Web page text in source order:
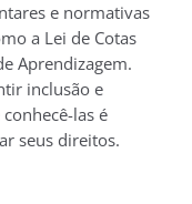
e normativas
a Lei de Cotas
Aprendizagem.
inclusão e
las é
seus direitos.